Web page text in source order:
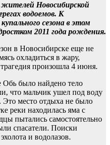
Новосибирской
водоемов. К
сезона в этом
2011 года рождения.
в Новосибирске еще не
охладиться в жару,
произошла 4 июня.
Обь было найдено тело
что мальчик ушел под воду
Это место отдыха не было
реки находилась яма с
пытались самостоятельно
спасатели. Поиски
и водолазов.